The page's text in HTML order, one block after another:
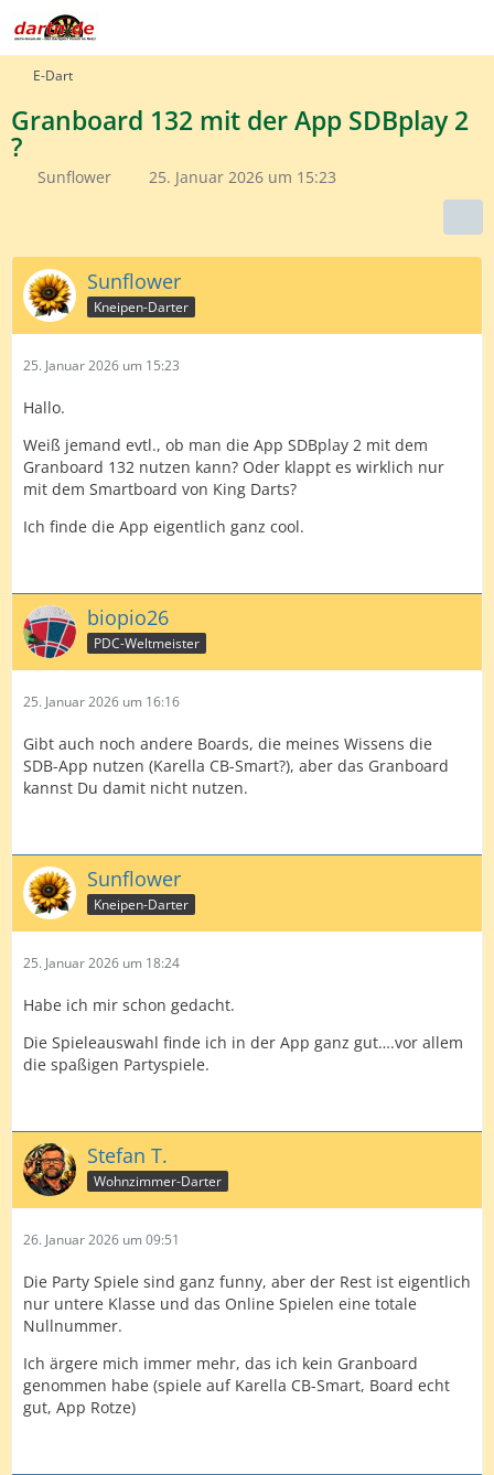
E-Dart
Granboard 132 mit der App SDBplay 2
?
Sunflower 25. Januar 2026 um 15:23
Sunflower
Kneipen-Darter
25. Januar 2026 um 15:23
Hallo.
Weiß jemand evtl., ob man die App SDBplay 2 mit dem
Granboard 132 nutzen kann? Oder klappt es wirklich nur
mit dem Smartboard von King Darts?
Ich finde die App eigentlich ganz cool.
biopio26
PDC-Weltmeister
25. Januar 2026 um 16:16
Gibt auch noch andere Boards, die meines Wissens die
SDB-App nutzen (Karella CB-Smart?), aber das Granboard
kannst Du damit nicht nutzen.
Sunflower
Kneipen-Darter
25. Januar 2026 um 18:24
Habe ich mir schon gedacht.
Die Spieleauswahl finde ich in der App ganz gut….vor allem
die spaßigen Partyspiele.
Stefan T.
Wohnzimmer-Darter
26. Januar 2026 um 09:51
Die Party Spiele sind ganz funny, aber der Rest ist eigentlich
nur untere Klasse und das Online Spielen eine totale
Nullnummer.
Ich ärgere mich immer mehr, das ich kein Granboard
genommen habe (spiele auf Karella CB-Smart, Board echt
gut, App Rotze)